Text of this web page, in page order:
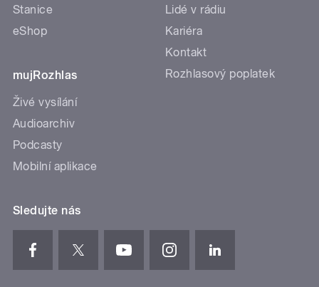
Stanice
eShop
mujRozhlas
Živé vysílání
Audioarchiv
Podcasty
Mobilní aplikace
Lidé v rádiu
Kariéra
Kontakt
Rozhlasový poplatek
Sledujte nás